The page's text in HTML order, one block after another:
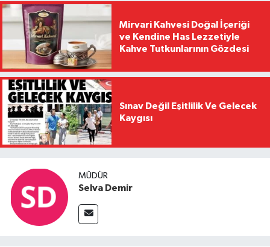
Mirvari Kahvesi Doğal İçeriği
ve Kendine Has Lezzetiyle
Kahve Tutkunlarının Gözdesi
Sınav Değil Eşitlilik Ve Gelecek
Kaygısı
MÜDÜR
Selva Demir